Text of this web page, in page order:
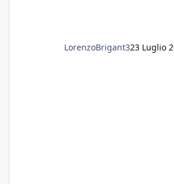
LorenzoBrigant323 Luglio